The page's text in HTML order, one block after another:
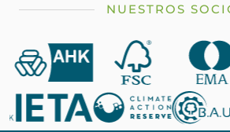
NUESTROS